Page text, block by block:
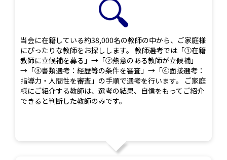
当会に在籍している約38,000名の教師の中から、ご家庭様
にぴったりな教師をお探しします。 教師選考では「①在籍
教師に立候補を募る」→「②熱意のある教師が立候補」
→「③書類選考：経歴等の条件を審査」→「④面接選考：
指導力・人間性を審査」の手順で選考を行います。 ご家庭
様にご紹介する教師は、選考の結果、自信をもってご紹介
できると判断した教師のみです。